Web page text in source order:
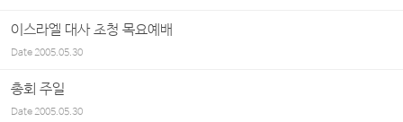
이스라엘 대사 초청 목요예배
Date2005.05.30
총회 주일
Date2005.05.30